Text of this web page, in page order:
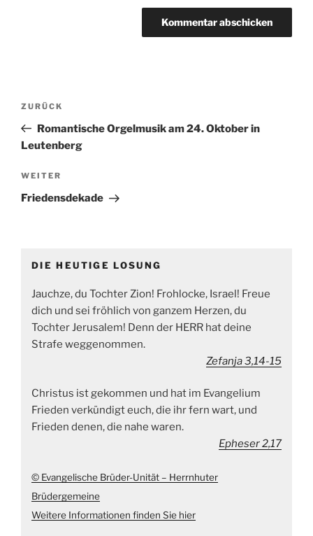
Beitragsnavigation
Vorheriger
Beitrag
ZURÜCK
Romantische Orgelmusik am 24. Oktober in
Leutenberg
Nächster
Beitrag
WEITER
Friedensdekade
DIE HEUTIGE LOSUNG
Jauchze, du Tochter Zion! Frohlocke, Israel! Freue
dich und sei fröhlich von ganzem Herzen, du
Tochter Jerusalem! Denn der HERR hat deine
Strafe weggenommen.
Zefanja 3,14-15
Christus ist gekommen und hat im Evangelium
Frieden verkündigt euch, die ihr fern wart, und
Frieden denen, die nahe waren.
Epheser 2,17
© Evangelische Brüder-Unität – Herrnhuter
Brüdergemeine
Weitere Informationen finden Sie hier